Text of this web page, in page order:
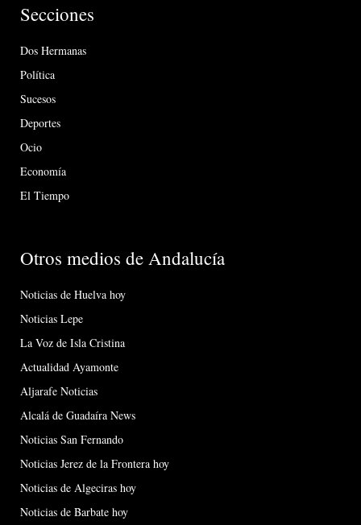
Secciones
Dos Hermanas
Política
Sucesos
Deportes
Ocio
Economía
El Tiempo
Otros medios de Andalucía
Noticias de Huelva hoy
Noticias Lepe
La Voz de Isla Cristina
Actualidad Ayamonte
Aljarafe Noticias
Alcalá de Guadaíra News
Noticias San Fernando
Noticias Jerez de la Frontera hoy
Noticias de Algeciras hoy
Noticias de Barbate hoy